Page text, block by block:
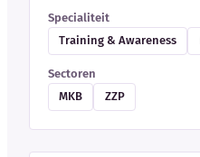
Specialiteit
Training & Awareness
Sectoren
MKB
ZZP